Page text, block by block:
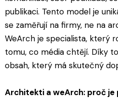
publikaci. Tento model je
se zaměřují na firmy, ne na
WeArch je specialista, který
tomu, co média chtějí. Díky
obsah, který má skutečný
Architekti a weArch: proč je